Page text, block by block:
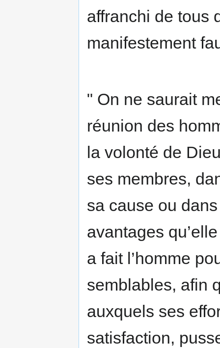
affranchi de tous
manifestement
" On ne saurait
réunion des
la volonté de
ses membres,
sa cause ou
avantages
a fait l’homme
semblables, afin
auxquels ses
satisfaction,